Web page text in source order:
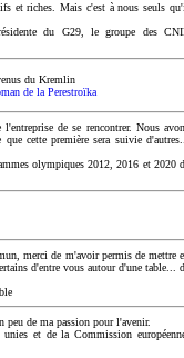
et riches. Mais c'est à nous seuls
du G29, le groupe des
du Kremlin
de la Perestroïka
de se rencontrer. Nous
que cette première sera suivie d'autres...
olympiques 2012, 2016 et 2020
merci de m'avoir permis de mettre
d'entre vous autour d'une table...
peu de ma passion pour l'avenir.
et de la Commission